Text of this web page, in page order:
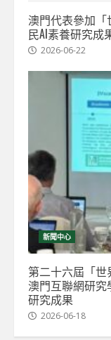
澳門代表參加
民AI素養研究成
2026-06-22
新聞中心
第二十六屆「
澳門互聯網研
研究成果
2026-06-18